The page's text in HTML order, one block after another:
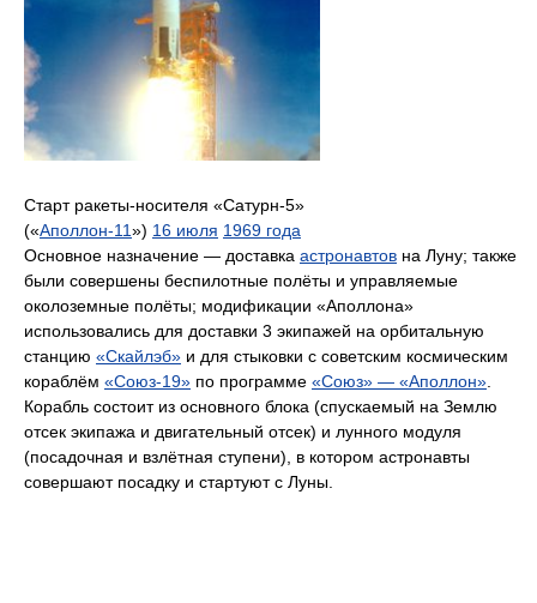
Старт ракеты-носителя «Сатурн-5»
(«Аполлон-11») 16 июля 1969 года
Основное назначение — доставка астронавтов на Луну; также
были совершены беспилотные полёты и управляемые
околоземные полёты; модификации «Аполлона»
использовались для доставки 3 экипажей на орбитальную
станцию «Скайлэб» и для стыковки с советским космическим
кораблём «Союз-19» по программе «Союз» — «Аполлон».
Корабль состоит из основного блока (спускаемый на Землю
отсек экипажа и двигательный отсек) и лунного модуля
(посадочная и взлётная ступени), в котором астронавты
совершают посадку и стартуют с Луны.